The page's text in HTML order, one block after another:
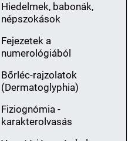
Hiedelmek, babonák,
népszokások
Fejezetek a
numerológiából
Bőrléc-rajzolatok
(Dermatoglyphia)
Fiziognómia -
karakterolvasás